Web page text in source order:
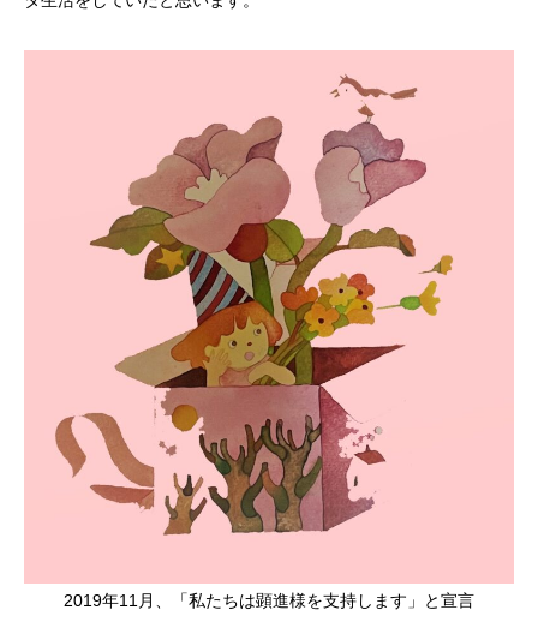
2019年11月、「私たちは顕進様を支持します」と宣言